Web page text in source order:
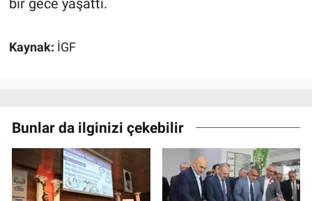
Kaynak: İGF
Bunlar da ilginizi çekebilir